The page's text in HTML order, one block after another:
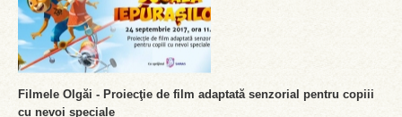
Filmele Olgăi - Proiecţie de film adaptată senzorial pentru copiii
cu nevoi speciale